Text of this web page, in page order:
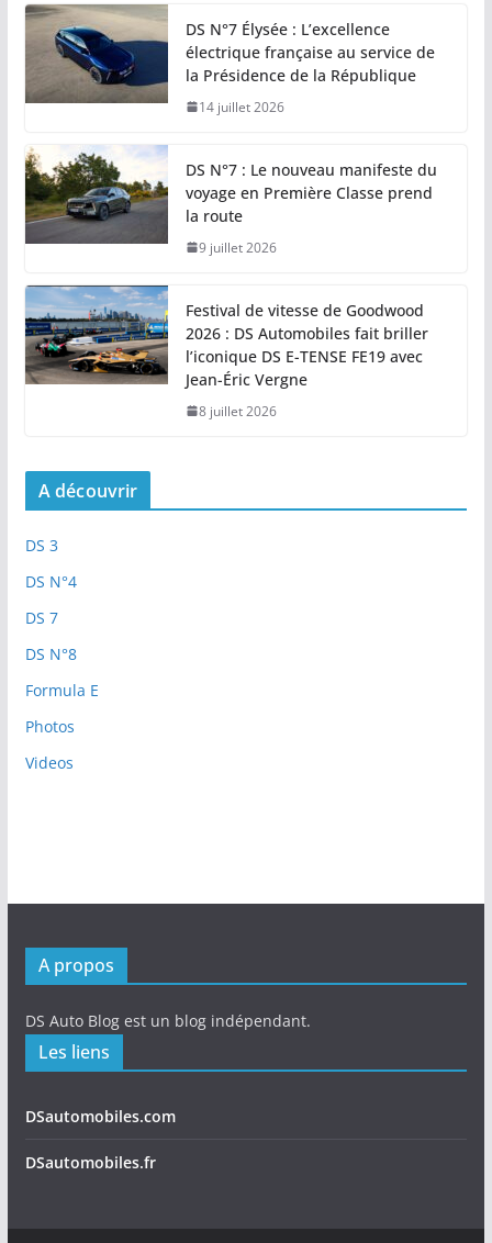
DS N°7 Élysée : L’excellence
électrique française au service de
la Présidence de la République
14 juillet 2026
DS N°7 : Le nouveau manifeste du
voyage en Première Classe prend
la route
9 juillet 2026
Festival de vitesse de Goodwood
2026 : DS Automobiles fait briller
l’iconique DS E-TENSE FE19 avec
Jean-Éric Vergne
8 juillet 2026
A découvrir
DS 3
DS N°4
DS 7
DS N°8
Formula E
Photos
Videos
A propos
DS Auto Blog est un blog indépendant.
Les liens
DSautomobiles.com
DSautomobiles.fr